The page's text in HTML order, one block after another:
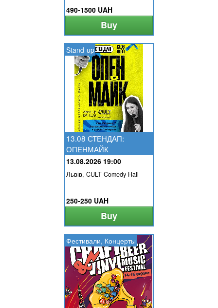
490-1500 UAH
Buy
Stand-up
13.08 СТЕНДАП:
ОПЕНМАЙК
13.08.2026 19:00
Львів, CULT Comedy Hall
250-250 UAH
Buy
Фестивали, Концерты